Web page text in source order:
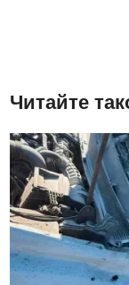
Читайте